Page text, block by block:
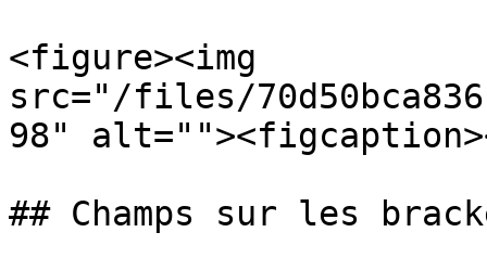
<figure><img
src="/files/
98"
## Champs sur les